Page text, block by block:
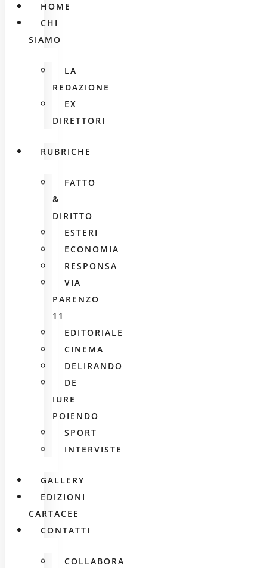
HOME
CHI
SIAMO
LA
REDAZIONE
EX
DIRETTORI
RUBRICHE
FATTO
&
DIRITTO
ESTERI
ECONOMIA
RESPONSA
VIA
PARENZO
11
EDITORIALE
CINEMA
DELIRANDO
DE
IURE
POIENDO
SPORT
INTERVISTE
GALLERY
EDIZIONI
CARTACEE
CONTATTI
COLLABORA